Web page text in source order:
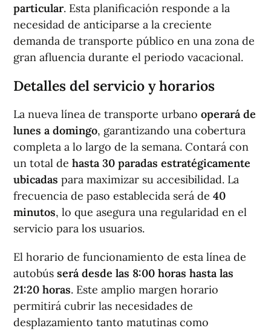
particular. Esta planificación responde a la
necesidad de anticiparse a la creciente
demanda de transporte público en una zona de
gran afluencia durante el periodo vacacional.
Detalles del servicio y horarios
La nueva línea de transporte urbano operará de
lunes a domingo, garantizando una cobertura
completa a lo largo de la semana. Contará con
un total de hasta 30 paradas estratégicamente
ubicadas para maximizar su accesibilidad. La
frecuencia de paso establecida será de 40
minutos, lo que asegura una regularidad en el
servicio para los usuarios.
El horario de funcionamiento de esta línea de
autobús será desde las 8:00 horas hasta las
21:20 horas. Este amplio margen horario
permitirá cubrir las necesidades de
desplazamiento tanto matutinas como